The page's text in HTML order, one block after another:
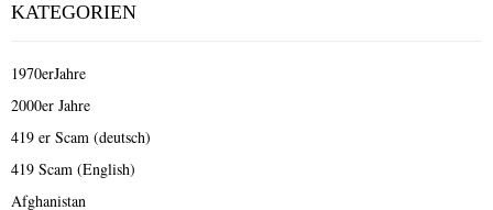
KATEGORIEN
1970erJahre
2000er Jahre
419 er Scam (deutsch)
419 Scam (English)
Afghanistan